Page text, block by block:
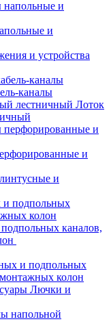
и
и устройства
каналы
Лоток
и
и
каналов,
и подпольных
колон
Лючки и
напольной